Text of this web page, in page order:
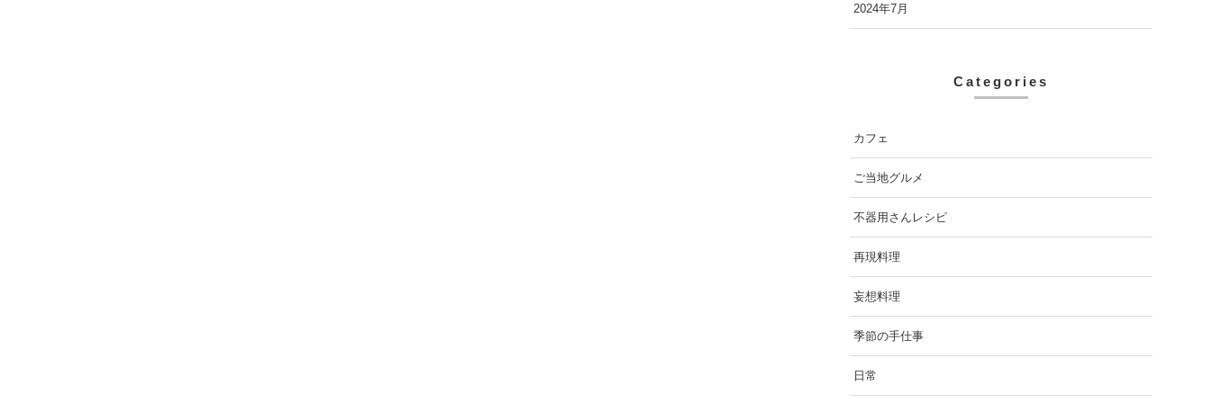
2024年7月
Categories
カフェ
ご当地グルメ
不器用さんレシピ
再現料理
妄想料理
季節の手仕事
日常